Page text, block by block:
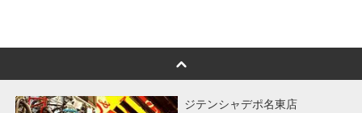
ジテンシャデポ名東店